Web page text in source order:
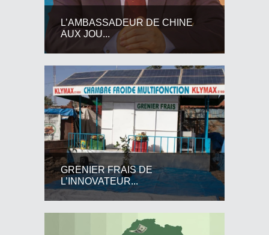
L’AMBASSADEUR DE CHINE
AUX JOU...
GRENIER FRAIS DE
L’INNOVATEUR...